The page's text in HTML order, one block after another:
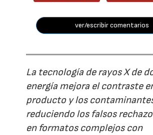
ver/escribir comentarios
La tecnología de rayos X de
energía mejora el contraste
producto y los
reduciendo los falsos
en formatos complejos con